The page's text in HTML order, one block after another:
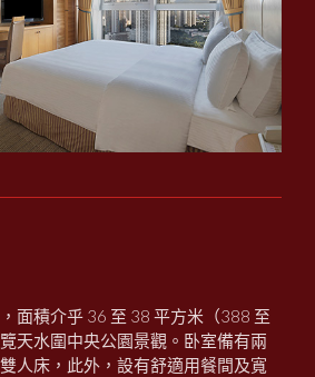
面積介乎 36 至 38 平方米（388 至
天水圍中央公園景觀。卧室備有兩
人床，此外，設有舒適用餐間及寬